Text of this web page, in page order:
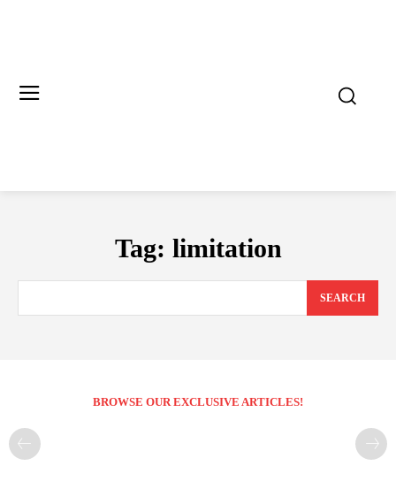
Tag: limitation
SEARCH
BROWSE OUR EXCLUSIVE ARTICLES!